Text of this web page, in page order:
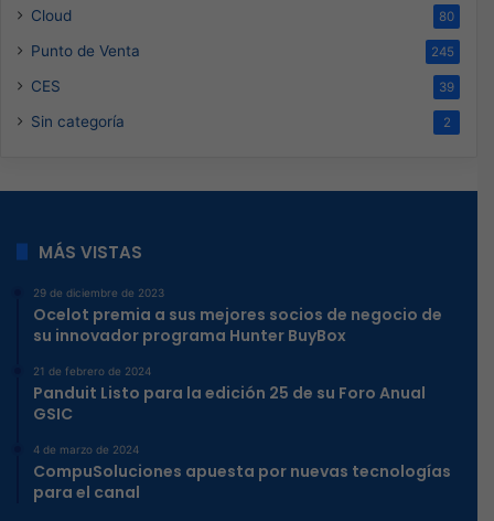
Cloud 80
Punto de Venta 245
CES 39
Sin categoría 2
MÁS VISTAS
29 de diciembre de 2023
Ocelot premia a sus mejores socios de negocio de
su innovador programa Hunter BuyBox
21 de febrero de 2024
Panduit Listo para la edición 25 de su Foro Anual
GSIC
4 de marzo de 2024
CompuSoluciones apuesta por nuevas tecnologías
para el canal